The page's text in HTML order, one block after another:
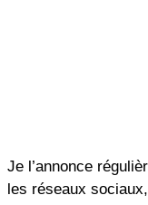
Je l’annonce
les réseaux